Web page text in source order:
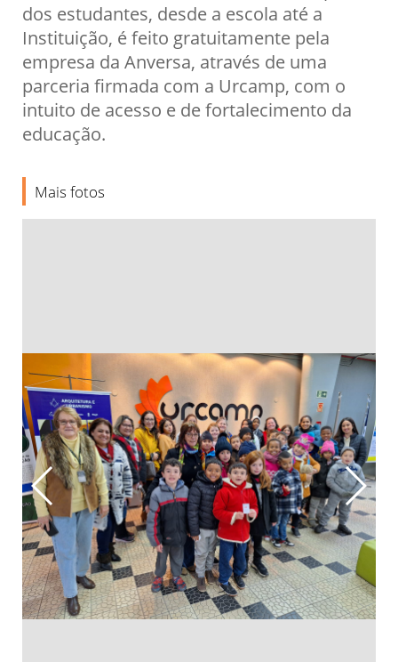
dos estudantes, desde a escola até a
Instituição, é feito gratuitamente pela
empresa da Anversa, através de uma
parceria firmada com a Urcamp, com o
intuito de acesso e de fortalecimento da
educação.
Mais fotos